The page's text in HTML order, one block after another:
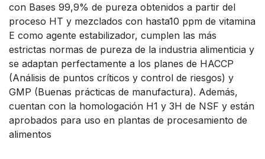
con Bases 99,9% de pureza obtenidos a partir del
proceso HT y mezclados con hasta10 ppm de vitamina
E como agente estabilizador, cumplen las más
estrictas normas de pureza de la industria alimenticia y
se adaptan perfectamente a los planes de HACCP
(Análisis de puntos críticos y control de riesgos) y
GMP (Buenas prácticas de manufactura). Además,
cuentan con la homologación H1 y 3H de NSF y están
aprobados para uso en plantas de procesamiento de
alimentos